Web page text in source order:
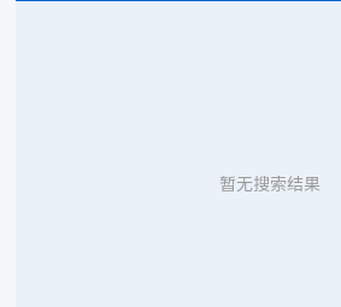
暂无搜索结果